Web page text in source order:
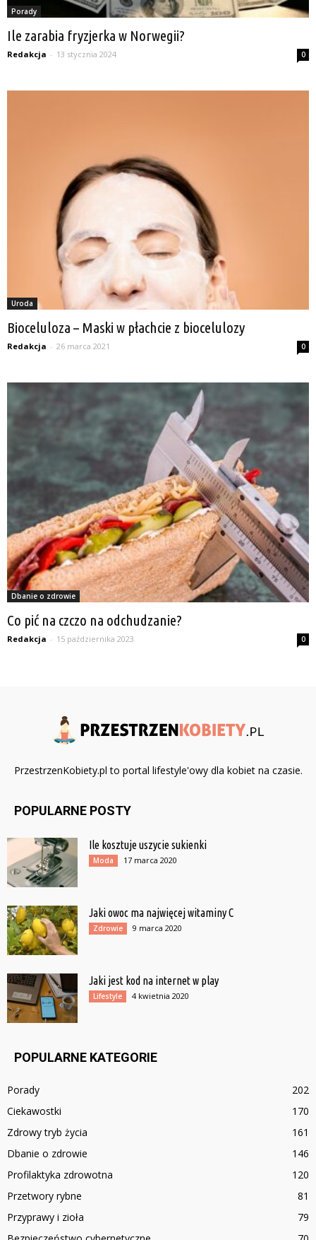
Porady
Ile zarabia fryzjerka w Norwegii?
Redakcja - 13 stycznia 2024 0
Uroda
Bioceluloza – Maski w płachcie z biocelulozy
Redakcja - 26 marca 2021 0
Dbanie o zdrowie
Co pić na czczo na odchudzanie?
Redakcja - 15 października 2023 0
PrzestrzenKobiety.pl to portal lifestyle'owy dla kobiet na czasie.
POPULARNE POSTY
Ile kosztuje uszycie sukienki
Moda 17 marca 2020
Jaki owoc ma najwięcej witaminy C
Zdrowie 9 marca 2020
Jaki jest kod na internet w play
Lifestyle 4 kwietnia 2020
POPULARNE KATEGORIE
Porady
202
Ciekawostki
170
Zdrowy tryb życia
161
Dbanie o zdrowie
146
Profilaktyka zdrowotna
120
Przetwory rybne
81
Przyprawy i zioła
79